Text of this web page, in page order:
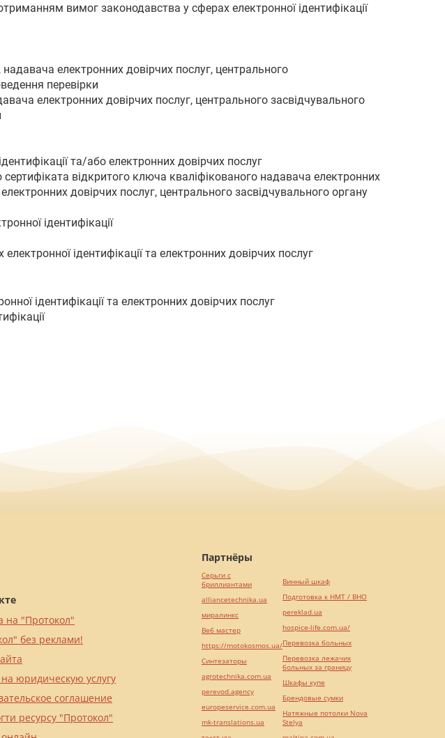
вимог законодавства у сферах електронної ідентифікації
надавача електронних довірчих послуг, центрального
перевірки
електронних довірчих послуг, центрального засвідчувального
та/або електронних довірчих послуг
відкритого ключа кваліфікованого надавача електронних
довірчих послуг, центрального засвідчувального органу
ідентифікації
ідентифікації та електронних довірчих послуг
ідентифікації та електронних довірчих послуг
на "Протокол"
без реклами!
юридическую услугу
соглашение
ресурсу "Протокол"
Партнёры
Серьги с
бриллиантами
alliancetechnika.ua
миралинкс
Веб мастер
https://motokosmos.ua/
Синтезаторы
agrotechnika.com.ua
perevod.agency
europeservice.com.ua
mk-translations.ua
Винный шкаф
Подготовка к НМТ / ВНО
pereklad.ua
hospice-life.com.ua/
Перевозка больных
Перевозка лежачих
больных за границу
Шкафы купе
Брендовые сумки
Натяжные потолки Nova
Stelya